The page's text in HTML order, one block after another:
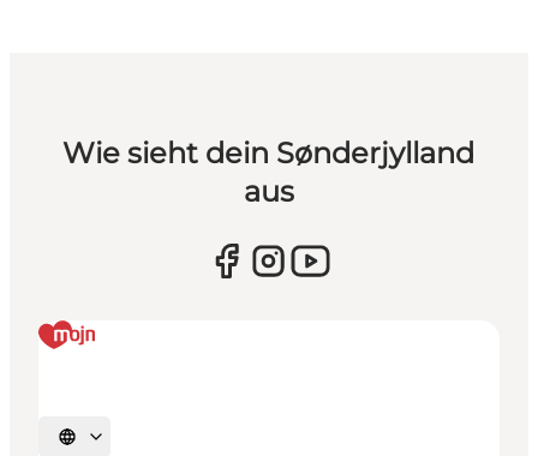
Wie sieht dein Sønderjylland
aus
Sprache auswählen